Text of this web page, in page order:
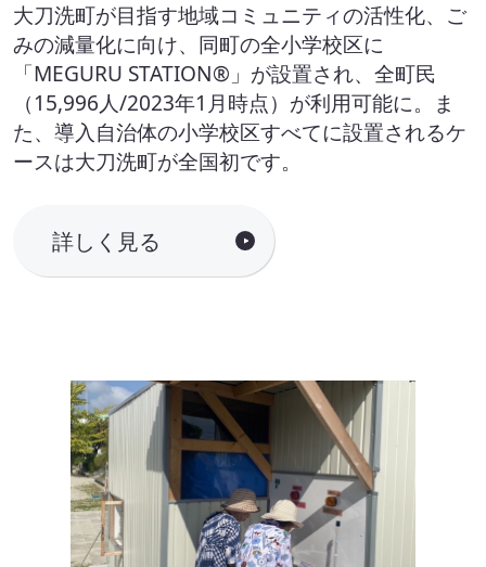
大刀洗町が目指す地域コミュニティの活性化、ご
みの減量化に向け、同町の全小学校区に
「MEGURU STATION®」が設置され、全町民
（15,996人/2023年1月時点）が利用可能に。ま
た、導入自治体の小学校区すべてに設置されるケ
ースは大刀洗町が全国初です。
詳しく見る